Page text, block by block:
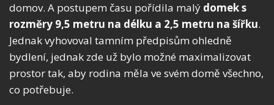
domov. A postupem času pořídila malý domek s
rozměry 9,5 metru na délku a 2,5 metru na šířku.
Jednak vyhovoval tamním předpisům ohledně
bydlení, jednak zde už bylo možné maximalizovat
prostor tak, aby rodina měla ve svém domě všechno,
co potřebuje.